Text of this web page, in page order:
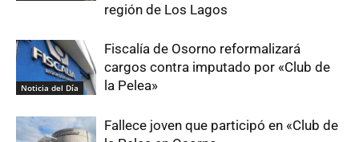
región de Los Lagos
Noticia del Día
Fiscalía de Osorno reformalizará
cargos contra imputado por «Club de
la Pelea»
Fallece joven que participó en «Club de